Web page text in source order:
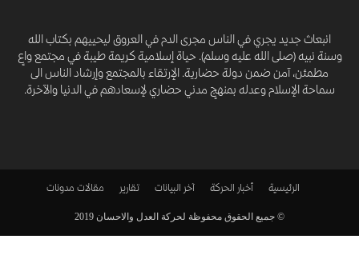
انبعاث جديد يجري في الناس مجرى الدم في العروق ليحييهم بكتاب الله
وسنة نبيه (صلى الله عليه وسلم). حياة إسلامية كريمة طيبة في مجتمع واعٍ
مطمئن، آمن ضمن دولة حضارية. الإرتقاء بالمجتمع وإرشاد الناس الى
سماحة الإسلام وعدله بمنهجٍ مدني حضاري لإسعادهم في الدنيا والآخرة.
الرئيسية أخبار الحركة آخر البيانات تقارير مقالات مدونات
© جميع الحقوق محفوظة لحركة العدل والاحسان 2019